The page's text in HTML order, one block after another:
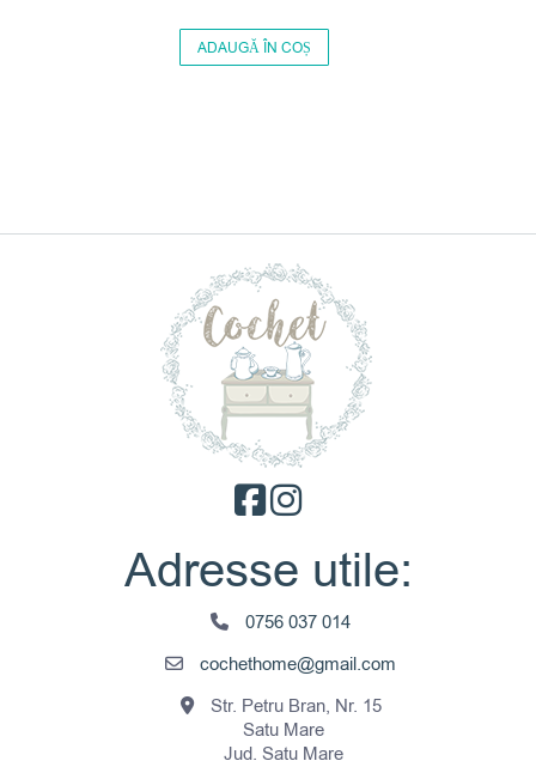
ADAUGĂ ÎN COȘ
Adresse utile:
0756 037 014
cochethome@gmail.com
Str. Petru Bran, Nr. 15
Satu Mare
Jud. Satu Mare